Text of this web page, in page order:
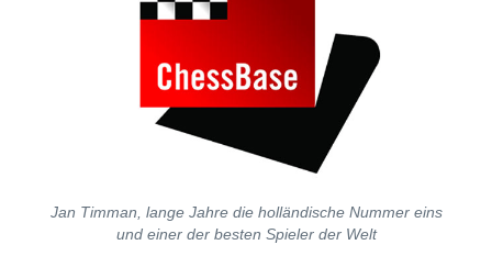
Jan Timman, lange Jahre die holländische Nummer eins
und einer der besten Spieler der Welt